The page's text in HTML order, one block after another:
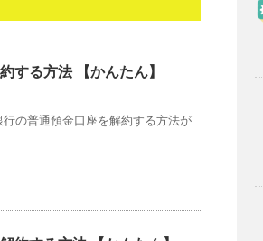
する方法 【かんたん】
行の普通預金口座を解約する方法が